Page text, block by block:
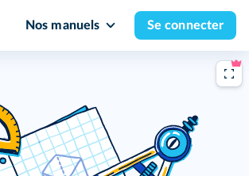
Nos manuels Se connecter